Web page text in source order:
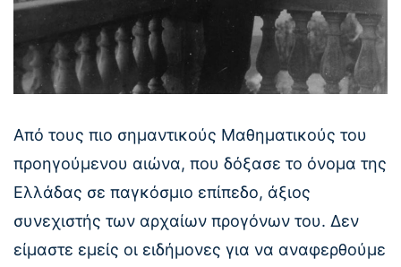
Από τους πιο σημαντικούς Μαθηματικούς του
προηγούμενου αιώνα, που δόξασε το όνομα της
Ελλάδας σε παγκόσμιο επίπεδο, άξιος
συνεχιστής των αρχαίων προγόνων του. Δεν
είμαστε εμείς οι ειδήμονες για να αναφερθούμε